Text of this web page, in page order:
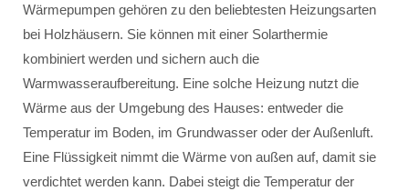
Wärmepumpen gehören zu den beliebtesten Heizungsarten
bei Holzhäusern. Sie können mit einer Solarthermie
kombiniert werden und sichern auch die
Warmwasseraufbereitung. Eine solche Heizung nutzt die
Wärme aus der Umgebung des Hauses: entweder die
Temperatur im Boden, im Grundwasser oder der Außenluft.
Eine Flüssigkeit nimmt die Wärme von außen auf, damit sie
verdichtet werden kann. Dabei steigt die Temperatur der